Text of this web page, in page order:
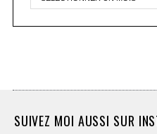
SUIVEZ MOI AUSSI SUR